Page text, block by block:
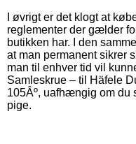
I øvrigt er det klogt at
reglementer der gælder
butikken har. I den
at man permanent sikrer
man til enhver tid vil
Samleskrue – til Häfele
105Âº, uafhængig om du
pige.